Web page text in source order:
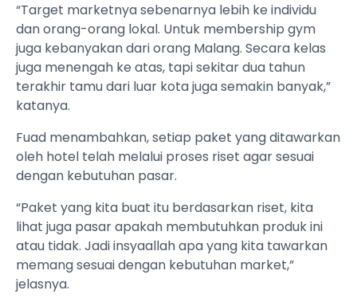
“Target marketnya sebenarnya lebih ke individu
dan orang-orang lokal. Untuk membership gym
juga kebanyakan dari orang Malang. Secara kelas
juga menengah ke atas, tapi sekitar dua tahun
terakhir tamu dari luar kota juga semakin banyak,”
katanya.
Fuad menambahkan, setiap paket yang ditawarkan
oleh hotel telah melalui proses riset agar sesuai
dengan kebutuhan pasar.
“Paket yang kita buat itu berdasarkan riset, kita
lihat juga pasar apakah membutuhkan produk ini
atau tidak. Jadi insyaallah apa yang kita tawarkan
memang sesuai dengan kebutuhan market,”
jelasnya.